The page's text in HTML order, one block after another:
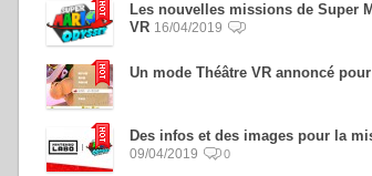
Les nouvelles missions de Super
VR 16/04/2019
Un mode Théâtre VR annoncé
Des infos et des images pour la
09/04/2019 0